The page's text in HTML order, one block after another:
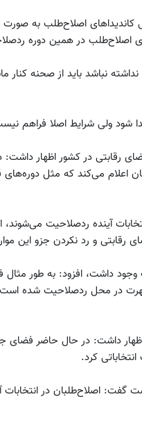
اصلاح‌طلب به صورت
اصلاح‌طلب در همین دوره
نباشد باید از صحنه کنار
شود ولی شرایط اصلا فراهم
رقابتی در کشور اظهار
اعلام می‌کند که مثل
آینده رد‌صلاحیت می‌شوند،
رقابتی و رد نکردن ‌جزو این
داشته، با بند 5 ماده 28 یعنی سوء‌شهرت در محل
داشت: در حال حاضر فضای
کرد.
گفت: اصلاح‌طلبان در انتخابات